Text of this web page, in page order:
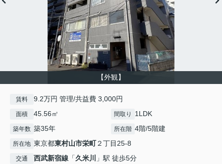
【外観】
賃料 9.2万円 管理/共益費 3,000円
面積 45.56㎡ 間取り 1LDK
築年数 築35年 所在階 4階/5階建
所在地 東京都東村山市栄町２丁目25-8
交通 西武新宿線 「久米川
」駅 徒歩5分